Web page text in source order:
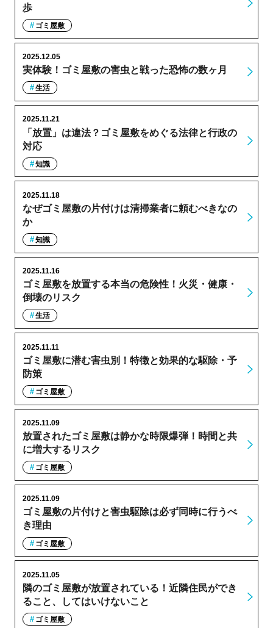
歩
ゴミ屋敷
実体験！ゴミ屋敷の害虫と戦った恐怖の数ヶ月
2025.12.05
生活
「放置」は違法？ゴミ屋敷をめぐる法律と行政の
対応
2025.11.21
知識
なぜゴミ屋敷の片付けは清掃業者に頼むべきなの
か
2025.11.18
知識
ゴミ屋敷を放置する本当の危険性！火災・健康・
倒壊のリスク
2025.11.16
生活
ゴミ屋敷に潜む害虫別！特徴と効果的な駆除・予
防策
2025.11.11
ゴミ屋敷
放置されたゴミ屋敷は静かな時限爆弾！時間と共
に増大するリスク
2025.11.09
ゴミ屋敷
ゴミ屋敷の片付けと害虫駆除は必ず同時に行うべ
き理由
2025.11.09
ゴミ屋敷
隣のゴミ屋敷が放置されている！近隣住民ができ
ること、してはいけないこと
2025.11.05
ゴミ屋敷